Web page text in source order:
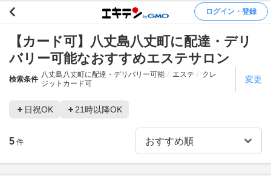
ログイン・登録
【カード可】八丈島八丈町に配達・デリ
バリー可能なおすすめエステサロン
検索条件
八丈島八丈町に配達・デリバリー可能 エステ
クレ
ジットカード可
変更
日祝OK 21時以降OK
5 件